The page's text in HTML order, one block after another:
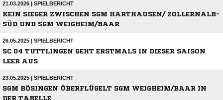
21.03.2026 | SPIELBERICHT
KEIN SIEGER ZWISCHEN SGM HARTHAUSEN/ ZOLLERNALB-
SÜD UND SGM WEIGHEIM/BAAR
26.05.2025 | SPIELBERICHT
SC 04 TUTTLINGEN GEHT ERSTMALS IN DIESER SAISON
LEER AUS
23.05.2025 | SPIELBERICHT
SGM BÖSINGEN ÜBERFLÜGELT SGM WEIGHEIM/BAAR IN
DER TABELLE